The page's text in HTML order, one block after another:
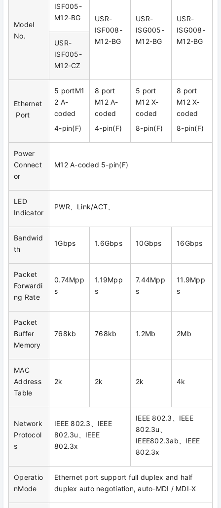
Model
No.
ISF005-
M12-BG
USR-
ISF008-
M12-BG
USR-
ISG005-
M12-BG
USR-
ISG008-
M12-BG
USR-
ISF005-
M12-CZ
Ethernet
Port
5 portM1
2 A-
coded
4-pin(F)
8 port
M12 A-
coded
4-pin(F)
5 port
M12 X-
coded
8-pin(F)
8 port
M12 X-
coded
8-pin(F)
Power
Connect
or
M12 A-coded 5-pin(F)
LED
Indicator
PWR、Link/ACT、
Bandwid
th
1Gbps 1.6Gbps 10Gbps 16Gbps
Packet
Forwardi
ng Rate
0.74Mpp
s
1.19Mpp
s
7.44Mpp
s
11.9Mpp
s
Packet
Buffer
Memory
768kb 768kb 1.2Mb 2Mb
MAC
Address
Table
2k 2k 2k 4k
Network
Protocol
s
IEEE 802.3、IEEE
802.3u、IEEE
802.3x
IEEE 802.3、IEEE
802.3u、
IEEE802.3ab、IEEE
802.3x
Operatio
nMode
Ethernet port support full duplex and half
duplex auto negotiation, auto-MDI / MDI-X